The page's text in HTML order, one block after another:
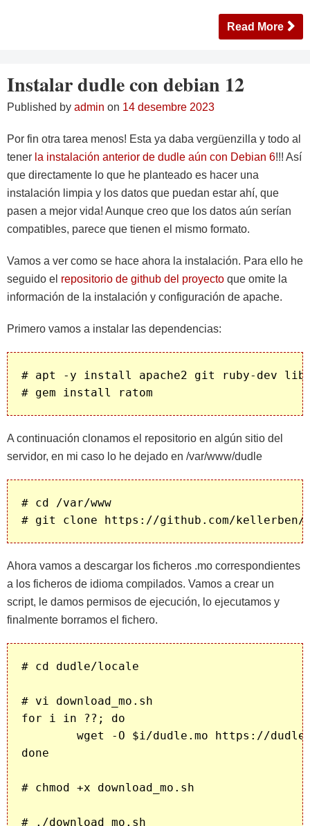
Read More
Instalar dudle con debian 12
Published by admin on 14 desembre 2023
Por fin otra tarea menos! Esta ya daba vergüenzilla y todo al
tener la instalación anterior de dudle aún con Debian 6!!! Así
que directamente lo que he planteado es hacer una
instalación limpia y los datos que puedan estar ahí, que
pasen a mejor vida! Aunque creo que los datos aún serían
compatibles, parece que tienen el mismo formato.
Vamos a ver como se hace ahora la instalación. Para ello he
seguido el repositorio de github del proyecto que omite la
información de la instalación y configuración de apache.
Primero vamos a instalar las dependencias:
# apt -y install apache2 git ruby-dev
A continuación clonamos el repositorio en algún sitio del
servidor, en mi caso lo he dejado en /var/www/dudle
# cd /var/www
Ahora vamos a descargar los ficheros .mo correspondientes
a los ficheros de idioma compilados. Vamos a crear un
script, le damos permisos de ejecución, lo ejecutamos y
finalmente borramos el fichero.
# cd dudle/locale
# vi download_mo.sh
for i in ??; do
done
# chmod +x download_mo.sh
# ./download_mo.sh